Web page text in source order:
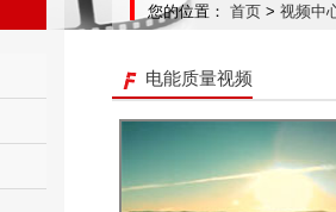
您的位置： 首页 > 视频中
电能质量视频